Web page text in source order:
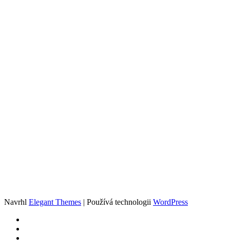
Navrhl Elegant Themes | Používá technologii WordPress